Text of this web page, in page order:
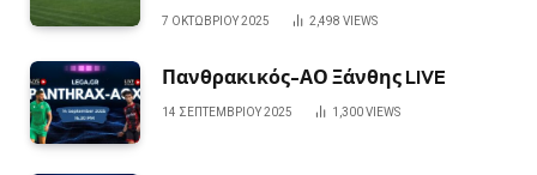
7 ΟΚΤΩΒΡΊΟΥ 2025 2,498 VIEWS
Πανθρακικός-ΑΟ Ξάνθης LIVE
14 ΣΕΠΤΕΜΒΡΊΟΥ 2025 1,300VIEWS